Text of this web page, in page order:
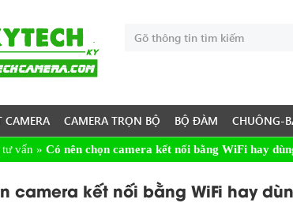
CAMERA CAMERA TRỌN BỘ BỘ ĐÀM CHUÔNG-
vấn » Có nên chọn camera kết nối bằng WiFi hay
camera kết nối bằng WiFi hay